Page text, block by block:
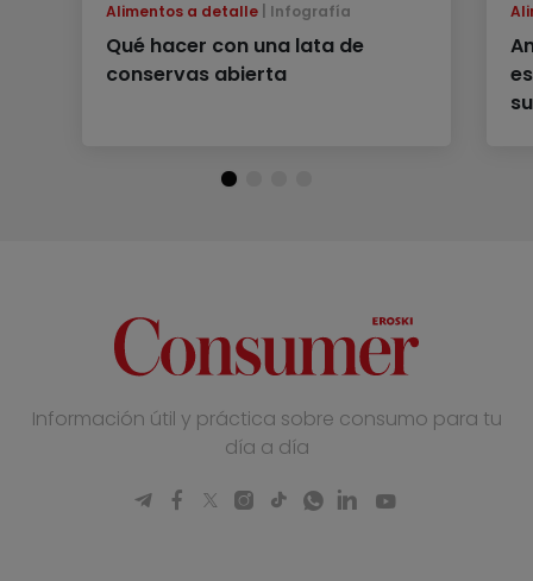
Alimentos a detalle Infografía
Qué hacer con una lata de
conservas abierta
Información útil y práctica sobre consumo para tu
día a día